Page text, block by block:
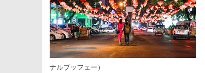
ナルブッフェー）